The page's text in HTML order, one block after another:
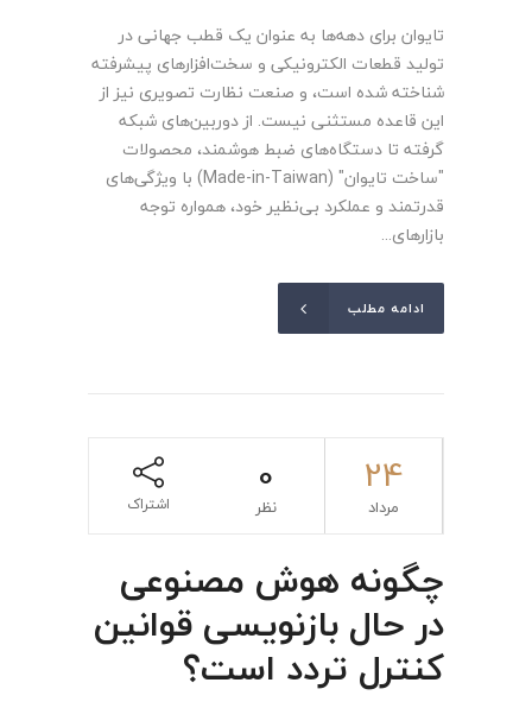
تایوان برای دهه‌ها به عنوان یک قطب جهانی در
تولید قطعات الکترونیکی و سخت‌افزارهای پیشرفته
شناخته شده است، و صنعت نظارت تصویری نیز از
این قاعده مستثنی نیست. از دوربین‌های شبکه
گرفته تا دستگاه‌های ضبط هوشمند، محصولات
"ساخت تایوان" (Made-in-Taiwan) با ویژگی‌های
قدرتمند و عملکرد بی‌نظیر خود، همواره توجه
بازارهای...
ادامه مطلب
24
مرداد
0
نظر اشتراک
چگونه هوش مصنوعی
در حال بازنویسی قوانین
کنترل تردد است؟